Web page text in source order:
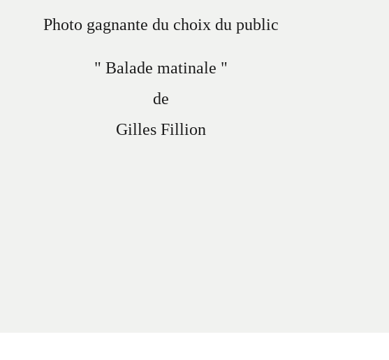
Photo gagnante du choix du public
" Balade matinale "
de
Gilles Fillion